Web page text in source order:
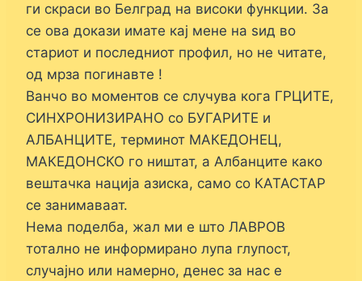
ги скраси во Белград на високи функции. За
се ова докази имате кај мене на ѕид во
стариот и последниот профил, но не читате,
од мрза погинавте !
Ванчо во моментов се случува кога ГРЦИТЕ,
СИНХРОНИЗИРАНО со БУГАРИТЕ и
АЛБАНЦИТЕ, терминот МАКЕДОНЕЦ,
МАКЕДОНСКО го ништат, а Албанците како
вештачка нација азиска, само со КАТАСТАР
се занимаваат.
Нема поделба, жал ми е што ЛАВРОВ
тотално не информирано лупа глупост,
случајно или намерно, денес за нас е